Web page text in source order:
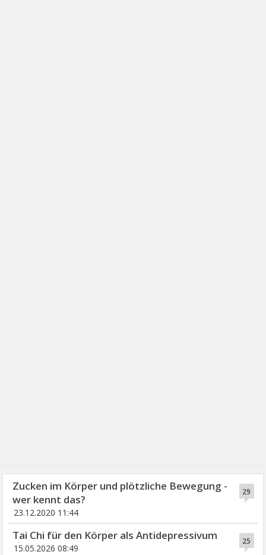
29
Zucken im Körper und plötzliche Bewegung -
wer kennt das?
23.12.2020 11:44
25
Tai Chi für den Körper als Antidepressivum
15.05.2026 08:49